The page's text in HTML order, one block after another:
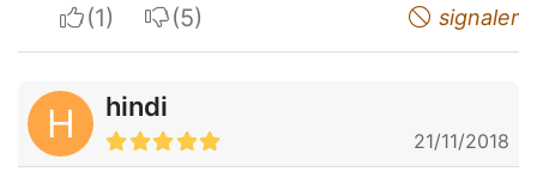
I apreciateI do not appreciate signaler
H hindi
21/11/2018